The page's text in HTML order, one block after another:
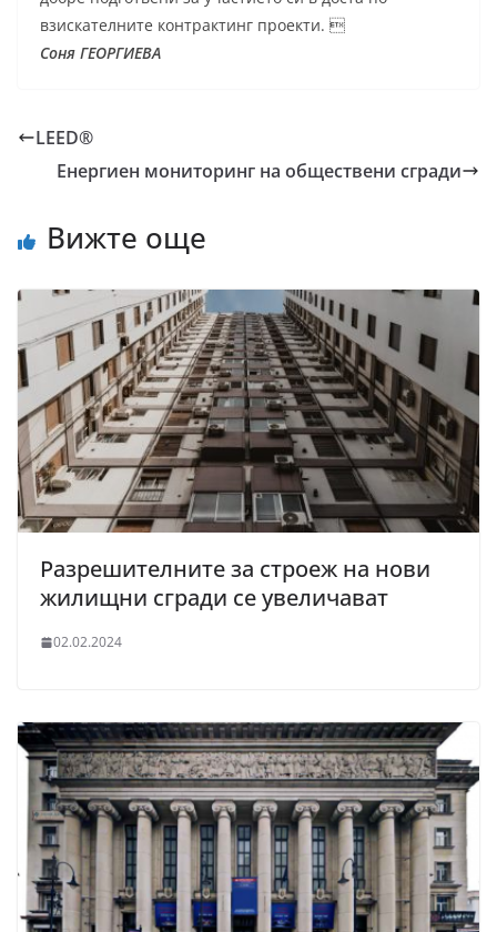
взискателните контрактинг проекти. 
Соня ГЕОРГИЕВА
LEED®
Енергиен мониторинг на обществени сгради
Вижте още
Разрешителните за строеж на нови
жилищни сгради се увеличават
02.02.2024